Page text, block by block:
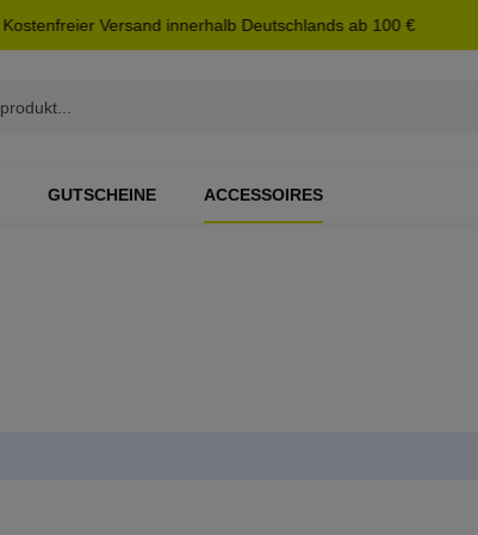
Kostenfreier Versand innerhalb Deutschlands ab 100 €
GUTSCHEINE ACCESSOIRES